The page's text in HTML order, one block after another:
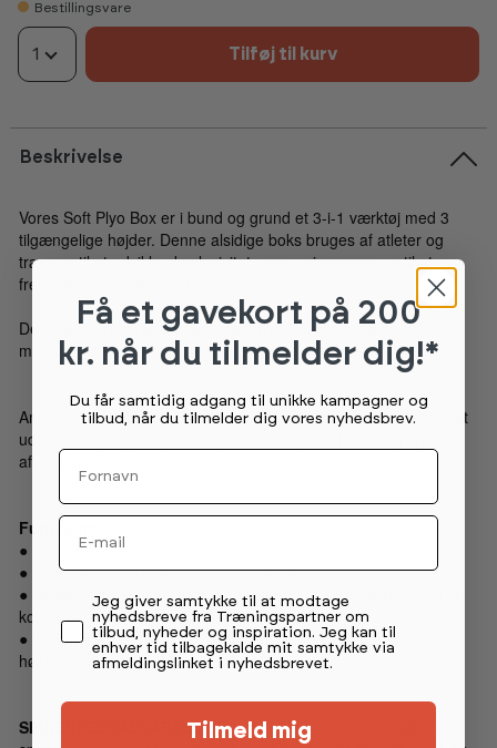
Bestillingsvare
1 Tilføj til kurv
Beskrivelse
Vores Soft Plyo Box er i bund og grund et 3-i-1 værktøj med 3
tilgængelige højder. Denne alsidige boks bruges af atleter og
trænere til at udvikle eksplosivitet, øge springevnen og til at
fremme den generelle styrke i benene.
Den bløde, men faste overflade forhindrer de knald og blå
mærker, hårde plyo bokse forårsager.
American Barbell Soft Plyo Box er et af de bedste værktøjer til at
udføre box jumps, squad lunges, box squats, hældning og
afvisning af push-ups.
Funktioner
● Giver stabilitet og balance
● Letvægts, så du kan bære den overalt i træningscenteret
● Bygget med skum med høj densitet for at sikre holdbarhed og
komfort
● Kan bruges stablet eller individuelt til forskellige
højdemuligheder
SIKKERHEDSADVARSEL:Brug ikke denne jumpbox uden en
Få et gavekort på 200
kr. når du tilmelder dig!*
Du får samtidig adgang til unikke kampagner og
tilbud, når du tilmelder dig vores nyhedsbrev.
Fornavn
Email
Permission tekst
Jeg giver samtykke til at modtage
nyhedsbreve fra Træningspartner om
tilbud, nyheder og inspiration. Jeg kan til
enhver tid tilbagekalde mit samtykke via
afmeldingslinket i nyhedsbrevet.
Tilmeld mig